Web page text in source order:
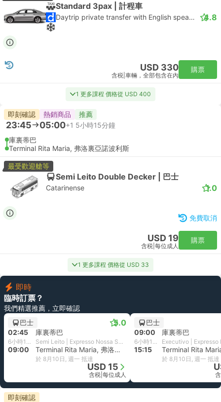
Standard 3pax | 計程車
Daytrip private transfer with English speaking driver 4.8
USD 330
含税 車輛，全部包含在內
購票
1 更多課程 價格從 USD 400
即刻確認 熱銷商品 推薦
23:45 05:00+1 5小時15分鐘
庫裏蒂巴
Terminal Rita Maria, 弗洛裏亞諾波利斯
最受歡迎艙等
Semi Leito Double Decker | 巴士
Catarinense 1.0
免費取消
USD 19
含税 每位成人
購票
1 更多課程 價格從 USD 33
即時
臨時訂票？
我們精選推薦，立即確認
巴士
5.0
02:45 庫裏蒂巴
6小時15分鐘 Semi Leito | Expresso Nossa Senhora Da Penha
09:00 Terminal Rita Maria, 弗洛裏亞諾波利斯
於 8月10日, 週一 抵達
USD 15
含税 每位成人
巴士
09:00
庫裏蒂巴
6小時15分鐘
15:15
於 8月10日, 週一 抵達
即刻確認